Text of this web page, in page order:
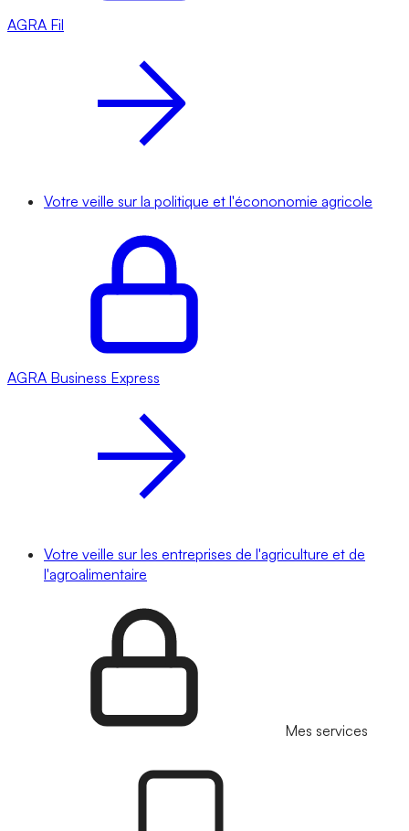
AGRA Fil
Votre veille sur la politique et l'écononomie agricole
AGRA Business Express
Votre veille sur les entreprises de l'agriculture et de
l'agroalimentaire
Mes services